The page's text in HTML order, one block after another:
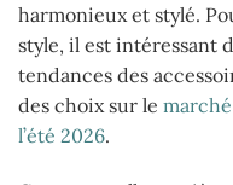
harmonieux et stylé.
style, il est intéressant
tendances des
des choix sur le
l’été 2026.